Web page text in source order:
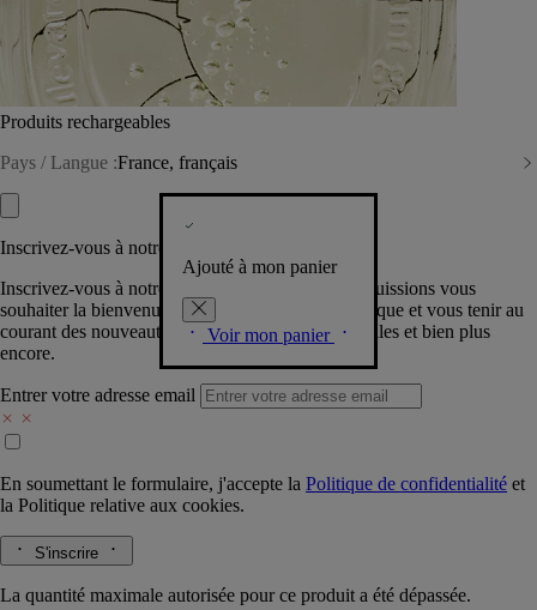
Produits rechargeables
Pays / Langue :France, français
Ajouté à mon panier
Voir mon panier
Inscrivez-vous à notre Newsletter
Inscrivez-vous à notre newsletter pour que nous puissions vous
souhaiter la bienvenue dans la communauté Diptyque et vous tenir au
courant des nouveautés, événements, offres spéciales et bien plus
encore.
Entrer votre adresse email
En soumettant le formulaire, j'accepte la Politique de confidentialité et
la Politique relative aux cookies.
S'inscrire
La quantité maximale autorisée pour ce produit a été dépassée.